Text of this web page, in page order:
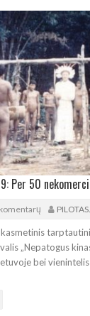
„Nepatogus
bei